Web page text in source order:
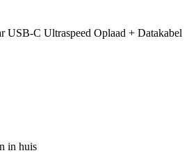
USB-C Ultraspeed Oplaad + Datakabel
in huis